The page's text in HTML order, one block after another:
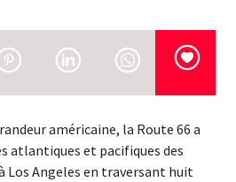
américaine, la Route 66 a
atlantiques et pacifiques des
Los Angeles en traversant huit